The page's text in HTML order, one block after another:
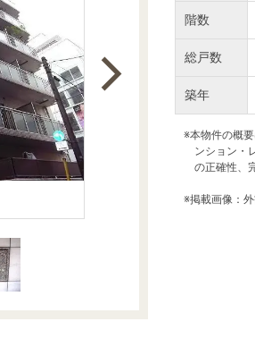
住宅ローンシミュレーション
購入ガイド
周辺相場検索
売却ガイド
本社地図 階数
総戸数
築年
※本物件の概
ンション・
の正確性、
※掲載画像：